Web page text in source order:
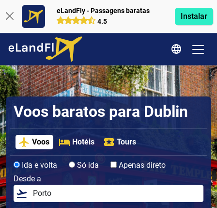
eLandFly - Passagens baratas
4.5
Instalar
Voos baratos para Dublin
Voos Hotéis Tours
Ida e volta Só ida
Apenas direto
Desde a